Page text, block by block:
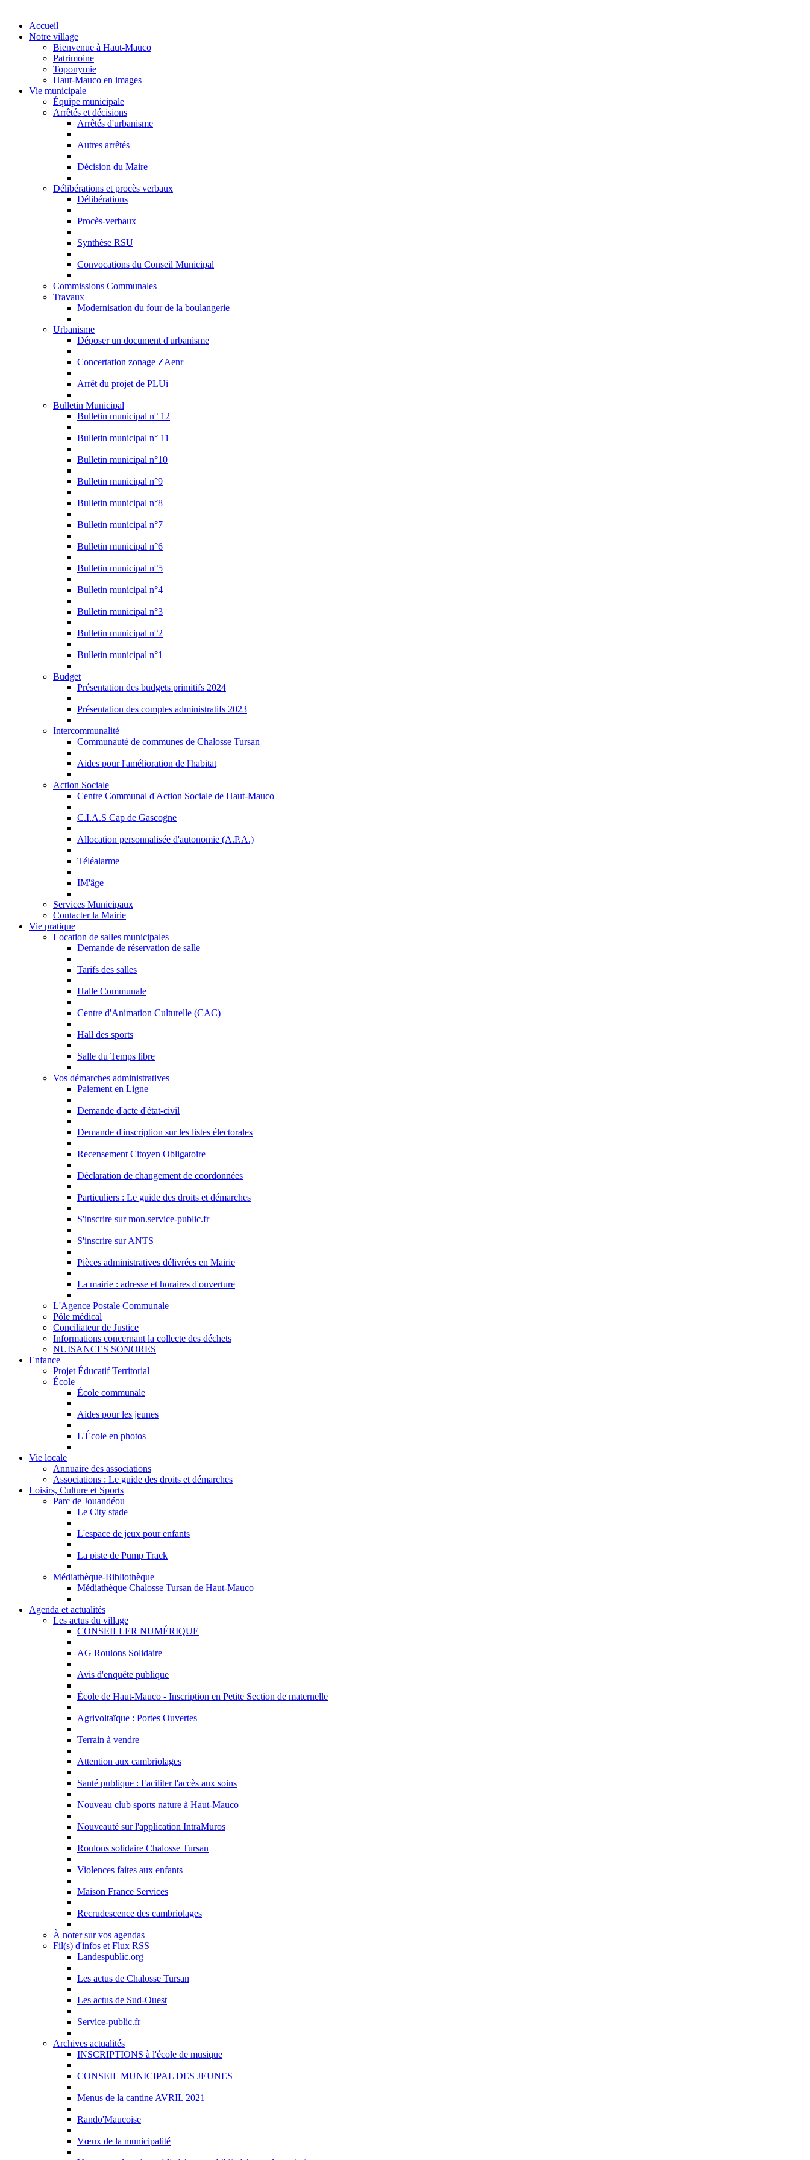
Accueil
Notre village
Bienvenue à Haut-Mauco
Patrimoine
Toponymie
Haut-Mauco en images
Vie municipale
Équipe municipale
Arrêtés et décisions
Arrêtés d'urbanisme
Autres arrêtés
Décision du Maire
Délibérations et procès verbaux
Délibérations
Procès-verbaux
Synthèse RSU
Convocations du Conseil Municipal
Commissions Communales
Travaux
Modernisation du four de la boulangerie
Urbanisme
Déposer un document d'urbanisme
Concertation zonage ZAenr
Arrêt du projet de PLUi
Bulletin Municipal
Bulletin municipal n° 12
Bulletin municipal n° 11
Bulletin municipal n°10
Bulletin municipal n°9
Bulletin municipal n°8
Bulletin municipal n°7
Bulletin municipal n°6
Bulletin municipal n°5
Bulletin municipal n°4
Bulletin municipal n°3
Bulletin municipal n°2
Bulletin municipal n°1
Budget
Présentation des budgets primitifs 2024
Présentation des comptes administratifs 2023
Intercommunalité
Communauté de communes de Chalosse Tursan
Aides pour l'amélioration de l'habitat
Action Sociale
Centre Communal d'Action Sociale de Haut-Mauco
C.I.A.S Cap de Gascogne
Allocation personnalisée d'autonomie (A.P.A.)
Téléalarme
IM'âge
Services Municipaux
Contacter la Mairie
Vie pratique
Location de salles municipales
Demande de réservation de salle
Tarifs des salles
Halle Communale
Centre d'Animation Culturelle (CAC)
Hall des sports
Salle du Temps libre
Vos démarches administratives
Paiement en Ligne
Demande d'acte d'état-civil
Demande d'inscription sur les listes électorales
Recensement Citoyen Obligatoire
Déclaration de changement de coordonnées
Particuliers : Le guide des droits et démarches
S'inscrire sur mon.service-public.fr
S'inscrire sur ANTS
Pièces administratives délivrées en Mairie
La mairie : adresse et horaires d'ouverture
L'Agence Postale Communale
Pôle médical
Conciliateur de Justice
Informations concernant la collecte des déchets
NUISANCES SONORES
Enfance
Projet Éducatif Territorial
École
École communale
Aides pour les jeunes
L'École en photos
Vie locale
Annuaire des associations
Associations : Le guide des droits et démarches
Loisirs, Culture et Sports
Parc de Jouandéou
Le City stade
L'espace de jeux pour enfants
La piste de Pump Track
Médiathèque-Bibliothèque
Médiathèque Chalosse Tursan de Haut-Mauco
Agenda et actualités
Les actus du village
CONSEILLER NUMÉRIQUE
AG Roulons Solidaire
Avis d'enquête publique
École de Haut-Mauco - Inscription en Petite Section de maternelle
Agrivoltaïque : Portes Ouvertes
Terrain à vendre
Attention aux cambriolages
Santé publique : Faciliter l'accès aux soins
Nouveau club sports nature à Haut-Mauco
Nouveauté sur l'application IntraMuros
Roulons solidaire Chalosse Tursan
Violences faites aux enfants
Maison France Services
Recrudescence des cambriolages
À noter sur vos agendas
Fil(s) d'infos et Flux RSS
Landespublic.org
Les actus de Chalosse Tursan
Les actus de Sud-Ouest
Service-public.fr
Archives actualités
INSCRIPTIONS à l'école de musique
CONSEIL MUNICIPAL DES JEUNES
Menus de la cantine AVRIL 2021
Rando'Maucoise
Vœux de la municipalité